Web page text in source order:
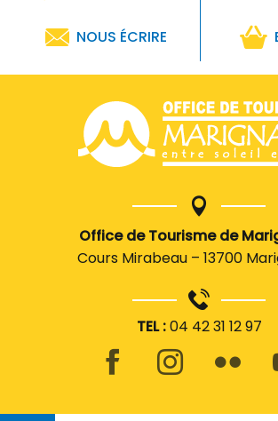
NOUS ÉCRIRE
Office de Tourisme de
Cours Mirabeau – 13700
TEL :04 42 31 12 97